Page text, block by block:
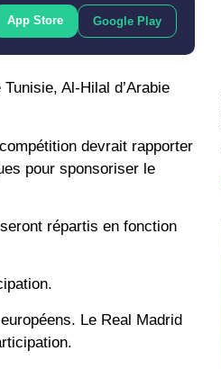
App Store Google Play
Al-Hilal d’Arabie
devrait rapporter
pour sponsoriser le
répartis en fonction
Le Real Madrid